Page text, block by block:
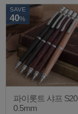
SAVE
40%
파이롯트 샤프 S20
0.5mm